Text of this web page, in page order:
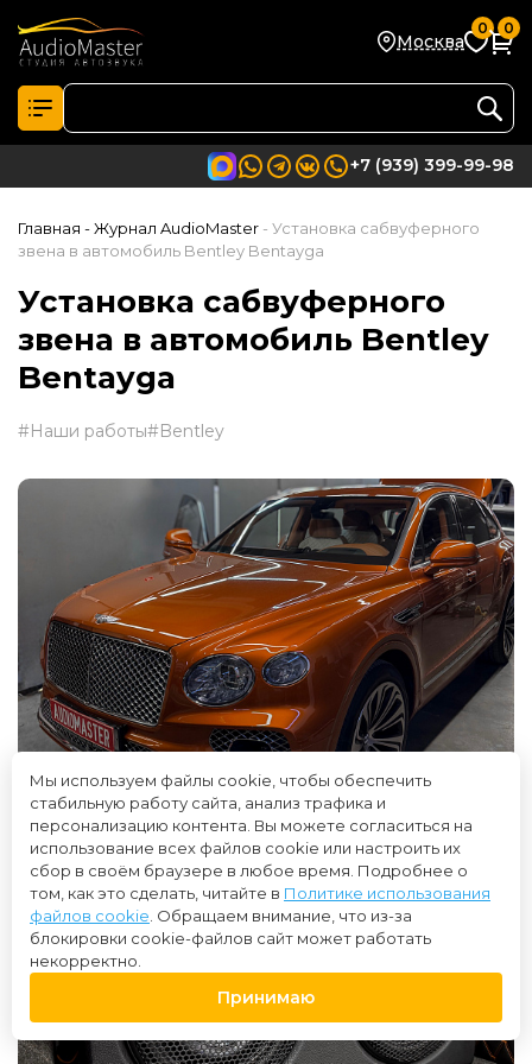
Москва
0 0
+7 (939) 399-99-98
Главная - Журнал AudioMaster - Установка сабвуферного
звена в автомобиль Bentley Bentayga
Установка сабвуферного
звена в автомобиль Bentley
Bentayga
#Наши работы#Bentley
Мы используем файлы cookie, чтобы обеспечить
стабильную работу сайта, анализ трафика и
персонализацию контента. Вы можете согласиться на
использование всех файлов cookie или настроить их
сбор в своём браузере в любое время. Подробнее о
том, как это сделать, читайте в Политике использования
файлов cookie . Обращаем внимание, что из-за
блокировки cookie-файлов сайт может работать
некорректно.
Принимаю